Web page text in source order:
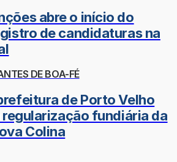
abre o início do
de candidaturas na
DE BOA-FÉ
de Porto Velho
regularização fundiária da
Colina